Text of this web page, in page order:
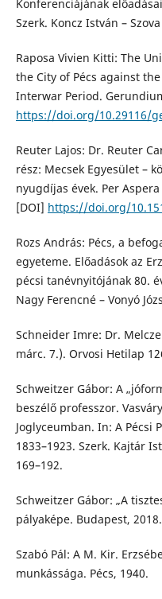
Konferenciájának
Szerk. Koncz István –
Raposa Vivien Kitti: The
the City of Pécs against
Interwar Period.
https://doi.org/10.29116/
Reuter Lajos: Dr. Reuter
rész: Mecsek Egyesület –
nyugdíjas évek. Per
[DOI] https://doi.org/
Rozs András: Pécs, a
egyeteme. Előadások az
pécsi tanévnyitójának 80.
Nagy Ferencné – Vonyó
Schneider Imre: Dr.
márc. 7.). Orvosi Hetilap
Schweitzer Gábor: A
beszélő professzor.
Joglyceumban. In: A Pécsi
1833–1923. Szerk. Kajtár
169–192.
Schweitzer Gábor: „A
pályaképe. Budapest, 2018.
Szabó Pál: A M. Kir.
munkássága. Pécs, 1940.